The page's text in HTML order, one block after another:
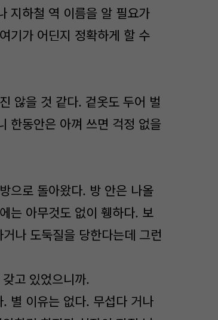
지하철 역 이름을 알 필요가
기가 어딘지 정확하게 할 수
않을 것 같다. 겉옷도 두어 벌
한동안은 아껴 쓰면 걱정 없을
으로 돌아왔다. 방 안은 나올
는 아무것도 없이 휑하다. 보
나 도둑질을 당한다는데 그런
고 있었으니까.
별 이유는 없다. 무섭다 거나